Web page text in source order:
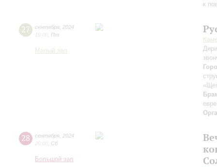
к
27 сентября 2024
19:00 Пт
Малый зал
28 сентября 2024
20:00 Сб
Большой зал